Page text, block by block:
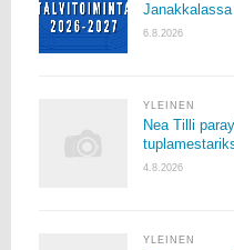
Janakkalassa
6.8.2026
YLEINEN
Nea Tilli
4.8.2026
YLEINEN